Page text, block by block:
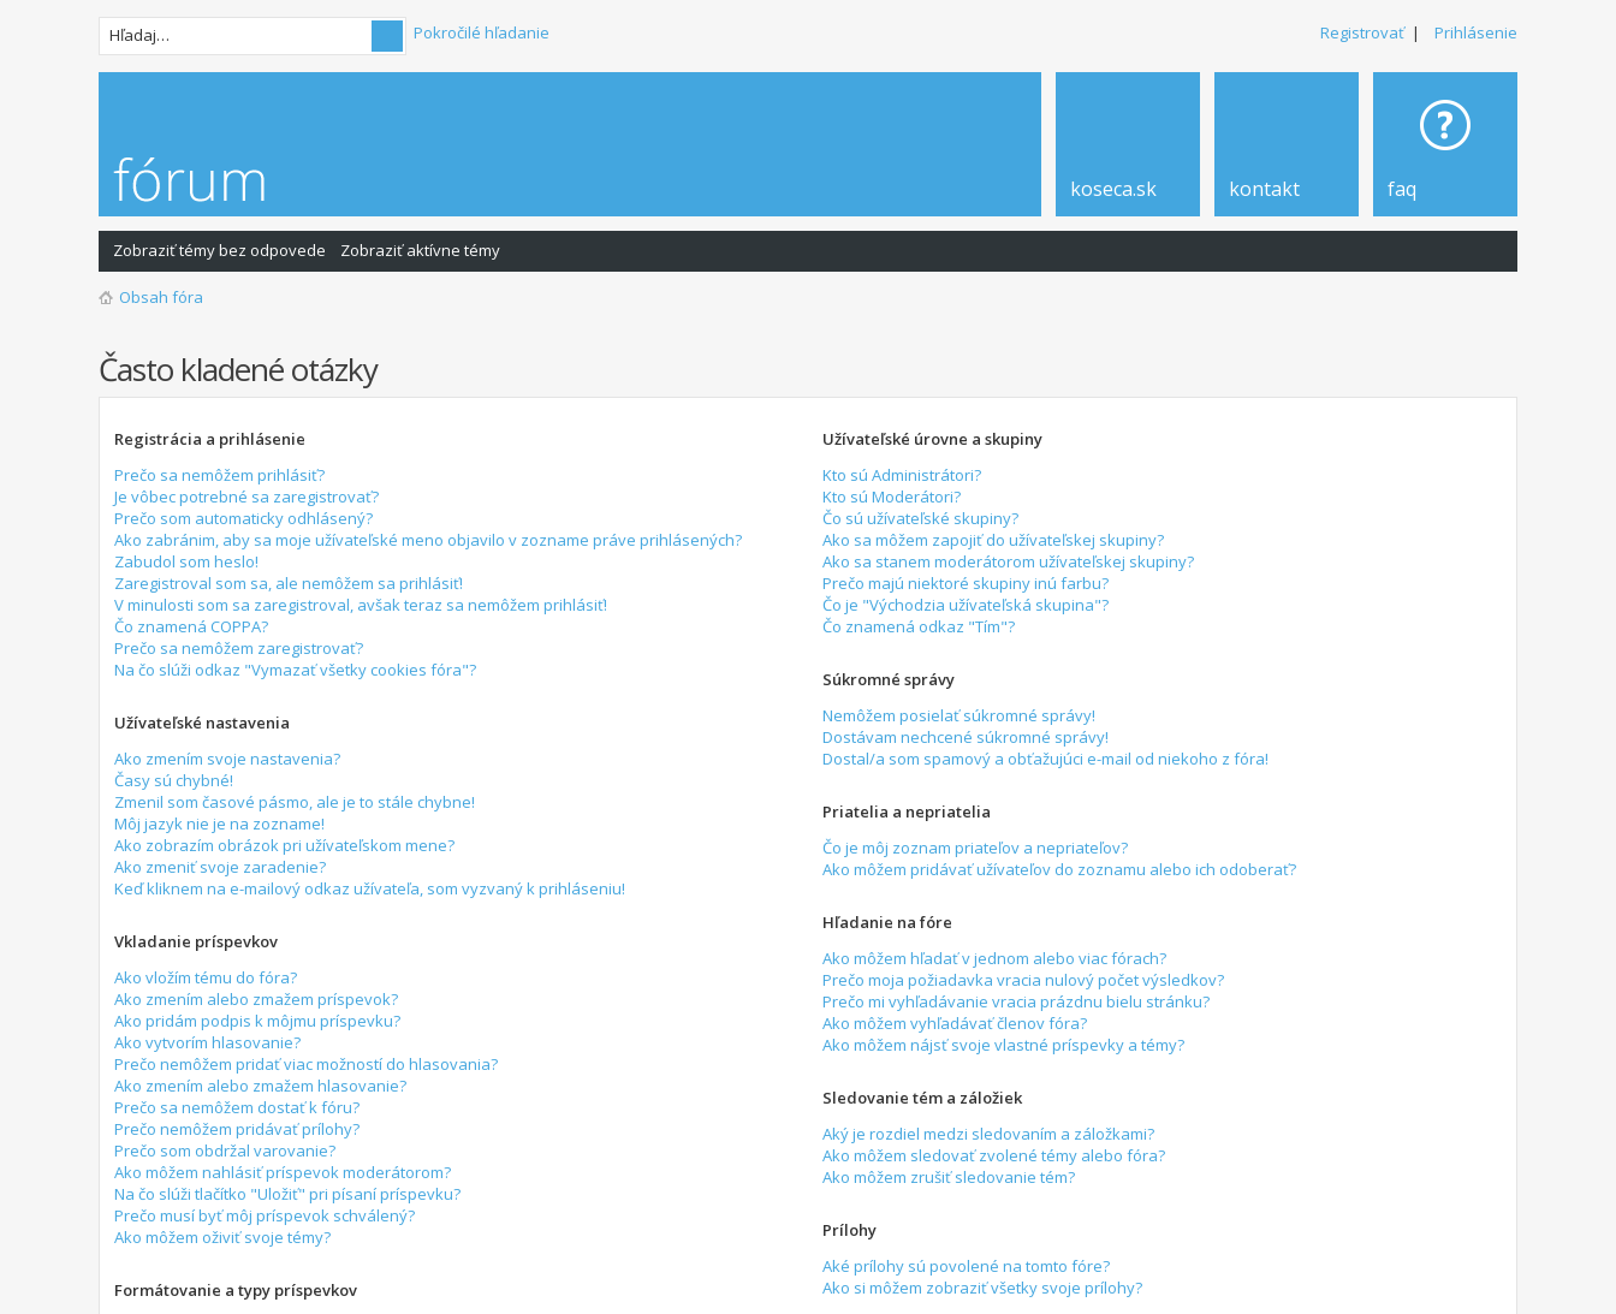
Registrovať| Prihlásenie
Pokročilé hľadanie
koseca.sk kontakt faq
Zobraziť témy bez odpovede Zobraziť aktívne témy
Obsah fóra
Často kladené otázky
Registrácia a prihlásenie
Prečo sa nemôžem prihlásiť?
Je vôbec potrebné sa zaregistrovať?
Prečo som automaticky odhlásený?
Ako zabránim, aby sa moje užívateľské meno objavilo v zozname práve prihlásených?
Zabudol som heslo!
Zaregistroval som sa, ale nemôžem sa prihlásiť!
V minulosti som sa zaregistroval, avšak teraz sa nemôžem prihlásiť!
Čo znamená COPPA?
Prečo sa nemôžem zaregistrovať?
Na čo slúži odkaz "Vymazať všetky cookies fóra"?
Užívateľské nastavenia
Ako zmením svoje nastavenia?
Časy sú chybné!
Zmenil som časové pásmo, ale je to stále chybne!
Môj jazyk nie je na zozname!
Ako zobrazím obrázok pri užívateľskom mene?
Ako zmeniť svoje zaradenie?
Keď kliknem na e-mailový odkaz užívateľa, som vyzvaný k prihláseniu!
Vkladanie príspevkov
Ako vložím tému do fóra?
Ako zmením alebo zmažem príspevok?
Ako pridám podpis k môjmu príspevku?
Ako vytvorím hlasovanie?
Prečo nemôžem pridať viac možností do hlasovania?
Ako zmením alebo zmažem hlasovanie?
Prečo sa nemôžem dostať k fóru?
Prečo nemôžem pridávať prílohy?
Prečo som obdržal varovanie?
Ako môžem nahlásiť príspevok moderátorom?
Na čo slúži tlačítko "Uložiť" pri písaní príspevku?
Prečo musí byť môj príspevok schválený?
Ako môžem oživiť svoje témy?
Formátovanie a typy príspevkov
Užívateľské úrovne a skupiny
Kto sú Administrátori?
Kto sú Moderátori?
Čo sú užívateľské skupiny?
Ako sa môžem zapojiť do užívateľskej skupiny?
Ako sa stanem moderátorom užívateľskej skupiny?
Prečo majú niektoré skupiny inú farbu?
Čo je "Východzia užívateľská skupina"?
Čo znamená odkaz "Tím"?
Súkromné správy
Nemôžem posielať súkromné správy!
Dostávam nechcené súkromné správy!
Dostal/a som spamový a obťažujúci e-mail od niekoho z fóra!
Priatelia a nepriatelia
Čo je môj zoznam priateľov a nepriateľov?
Ako môžem pridávať užívateľov do zoznamu alebo ich odoberať?
Hľadanie na fóre
Ako môžem hľadať v jednom alebo viac fórach?
Prečo moja požiadavka vracia nulový počet výsledkov?
Prečo mi vyhľadávanie vracia prázdnu bielu stránku?
Ako môžem vyhľadávať členov fóra?
Ako môžem nájsť svoje vlastné príspevky a témy?
Sledovanie tém a záložiek
Aký je rozdiel medzi sledovaním a záložkami?
Ako môžem sledovať zvolené témy alebo fóra?
Ako môžem zrušiť sledovanie tém?
Prílohy
Aké prílohy sú povolené na tomto fóre?
Ako si môžem zobraziť všetky svoje prílohy?